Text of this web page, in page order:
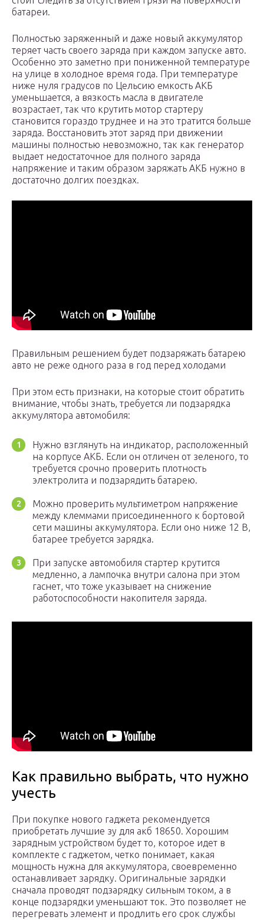
батареи.
Полностью заряженный и даже новый аккумулятор
теряет часть своего заряда при каждом запуске авто.
Особенно это заметно при пониженной температуре
на улице в холодное время года. При температуре
ниже нуля градусов по Цельсию емкость АКБ
уменьшается, а вязкость масла в двигателе
возрастает, так что крутить мотор стартеру
становится гораздо труднее и на это тратится больше
заряда. Восстановить этот заряд при движении
машины полностью невозможно, так как генератор
выдает недостаточное для полного заряда
напряжение и таким образом заряжать АКБ нужно в
достаточно долгих поездках.
Правильным решением будет подзаряжать батарею
авто не реже одного раза в год перед холодами
При этом есть признаки, на которые стоит обратить
внимание, чтобы знать, требуется ли подзарядка
аккумулятора автомобиля:
Нужно взглянуть на индикатор, расположенный
на корпусе АКБ. Если он отличен от зеленого, то
требуется срочно проверить плотность
электролита и подзарядить батарею.
Можно проверить мультиметром напряжение
между клеммами присоединенного к бортовой
сети машины аккумулятора. Если оно ниже 12 В,
батарее требуется зарядка.
При запуске автомобиля стартер крутится
медленно, а лампочка внутри салона при этом
гаснет, что тоже указывает на снижение
работоспособности накопителя заряда.
Как правильно выбрать, что нужно
учесть
При покупке нового гаджета рекомендуется
приобретать лучшие зу для акб 18650. Хорошим
зарядным устройством будет то, которое идет в
комплекте с гаджетом, четко понимает, какая
мощность нужна для аккумулятора, своевременно
останавливает зарядку. Оригинальные зарядки
сначала проводят подзарядку сильным током, а в
конце подзарядки уменьшают ток. Это позволяет не
перегревать элемент и продлить его срок службы